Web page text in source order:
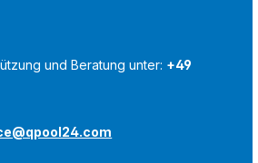
und Beratung unter: +49